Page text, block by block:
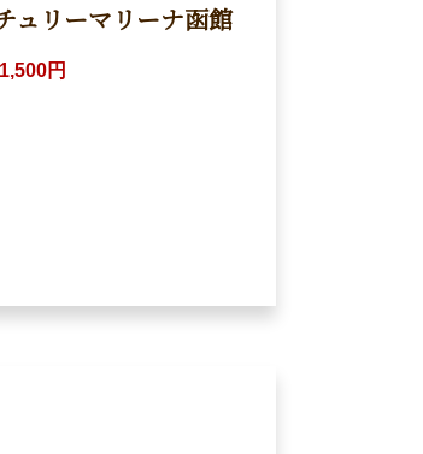
ュリーマリーナ函館
円